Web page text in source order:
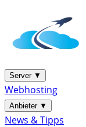
Server ▼
Webhosting
Anbieter ▼
News & Tipps